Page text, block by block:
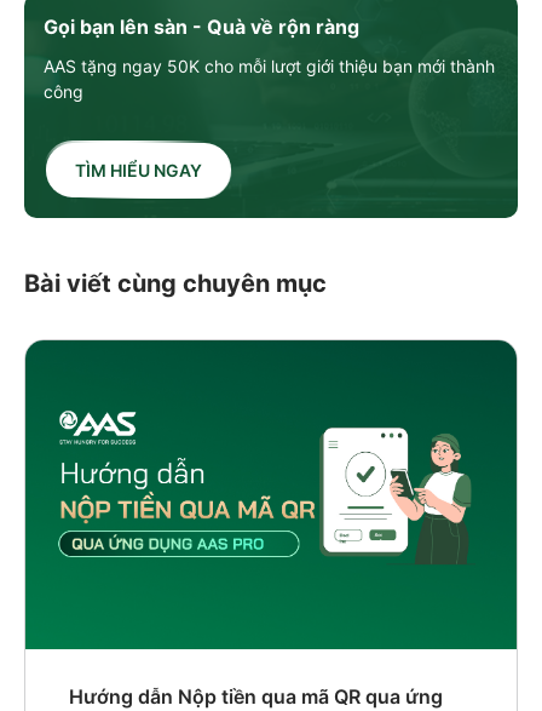
Gọi bạn lên sàn - Quà về rộn ràng
AAS tặng ngay 50K cho mỗi lượt giới thiệu bạn mới thành
công
TÌM HIỂU NGAY
Bài viết cùng chuyên mục
Hướng dẫn Nộp tiền qua mã QR qua ứng